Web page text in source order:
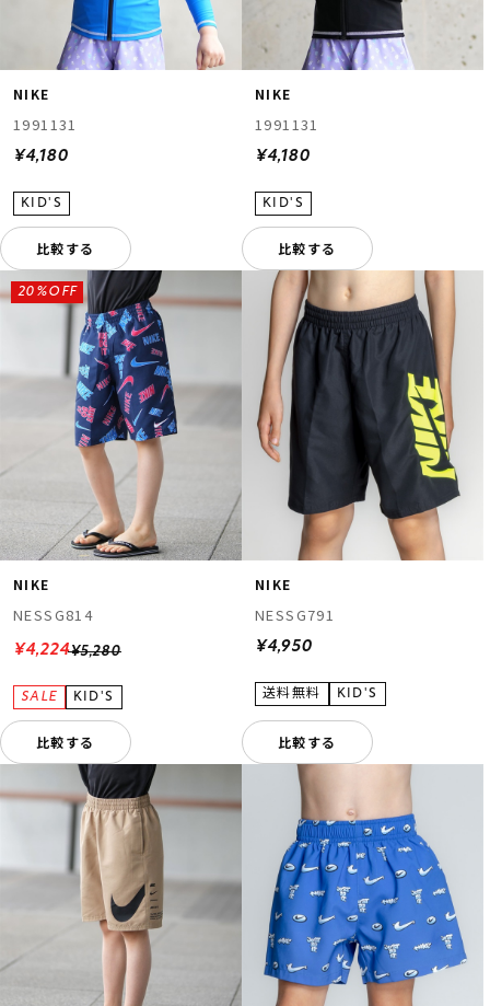
NIKE
1991131
¥4,180
比較する
NIKE
1991131
¥4,180
比較する
NIKE
NESSG814
¥5,280
20%OFF
¥4,224
比較する
NIKE
NESSG791
¥4,950
比較する